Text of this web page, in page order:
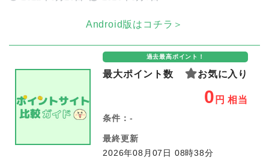
Android版はコチラ＞
過去最高ポイント！
最大ポイント数 お気に入り
0 円 相当
条件： -
最終更新
2026年08月07日 08時38分